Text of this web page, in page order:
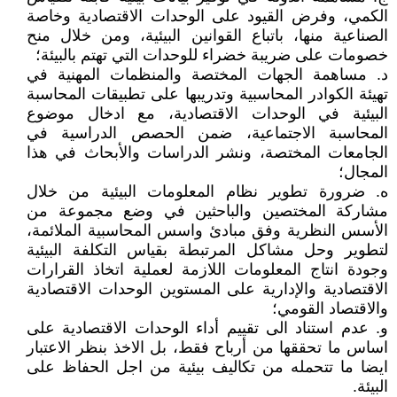
الكمي، وفرض القيود على الوحدات الاقتصادية وخاصة
الصناعية منها، باتباع القوانين البيئية، ومن خلال منح
خصومات على ضريبة خضراء للوحدات التي تهتم بالبيئة؛
د. مساهمة الجهات المختصة والمنظمات المهنية في
تهيئة الكوادر المحاسبية وتدريبها على تطبيقات المحاسبة
البيئية في الوحدات الاقتصادية، مع ادخال موضوع
المحاسبة الاجتماعية، ضمن الحصص الدراسية في
الجامعات المختصة، ونشر الدراسات والأبحاث في هذا
المجال؛
ه. ضرورة تطوير نظام المعلومات البيئية من خلال
مشاركة المختصين والباحثين في وضع مجموعة من
الأسس النظرية وفق مبادئ واسس المحاسبية الملائمة،
لتطوير وحل مشاكل المرتبطة بقياس التكلفة البيئية
وجودة انتاج المعلومات اللازمة لعملية اتخاذ القرارات
الاقتصادية والإدارية على المستوين الوحدات الاقتصادية
والاقتصاد القومي؛
و. عدم استناد الى تقييم أداء الوحدات الاقتصادية على
اساس ما تحققها من أرباح فقط، بل الاخذ بنظر الاعتبار
ايضا ما تتحمله من تكاليف بيئية من اجل الحفاظ على
البيئة.